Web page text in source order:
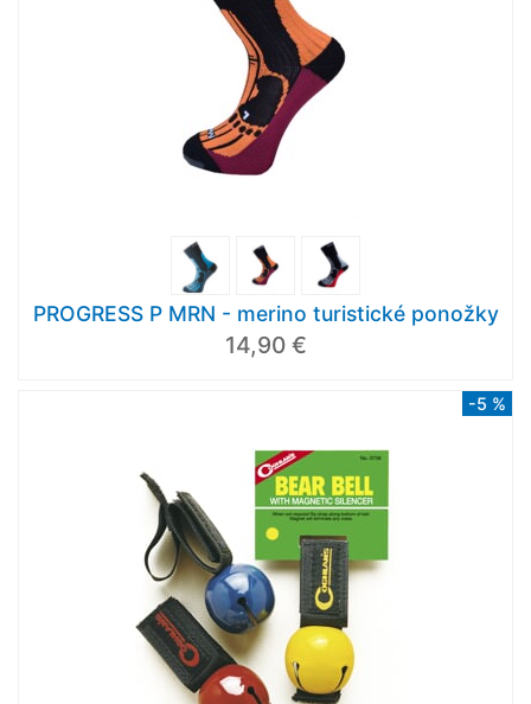
PROGRESS P MRN - merino turistické ponožky
14,90 €
-5 %